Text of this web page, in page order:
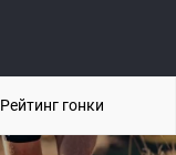
Рейтинг гонки